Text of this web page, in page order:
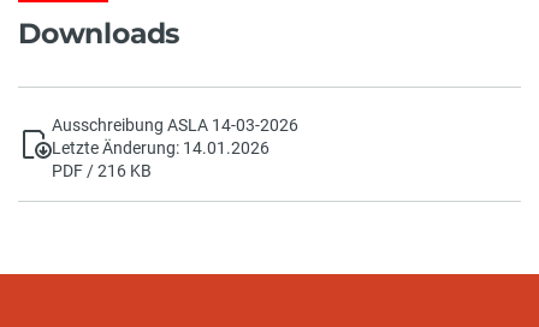
Downloads
Ausschreibung ASLA 14-03-2026
Letzte Änderung: 14.01.2026
PDF / 216 KB